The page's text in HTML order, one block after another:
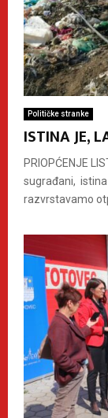
Političke stranke
ISTINA JE,
PRIOPĆENJE
sugrađani, istina
razvrstavamo